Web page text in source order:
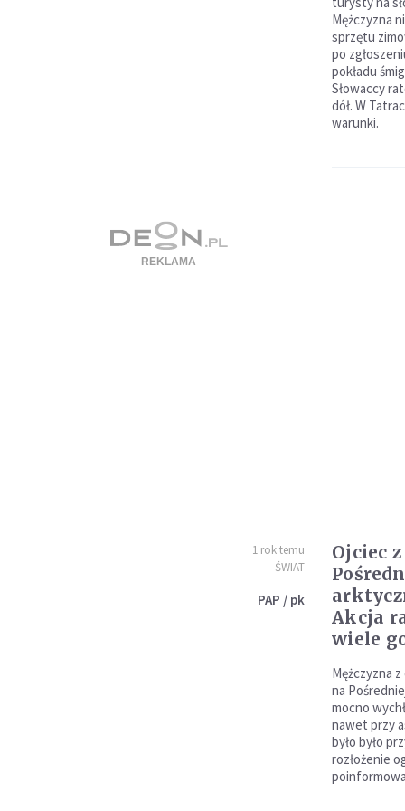
Mężczyzna
sprzętu
po
pokładu
Słowaccy
dół. W
warunki.
1 rok temu
ŚWIAT
PAP / pk
Ojciec
Akcja
wiele
Mężczyzna
na
mocno
nawet przy
było było
rozłożenie